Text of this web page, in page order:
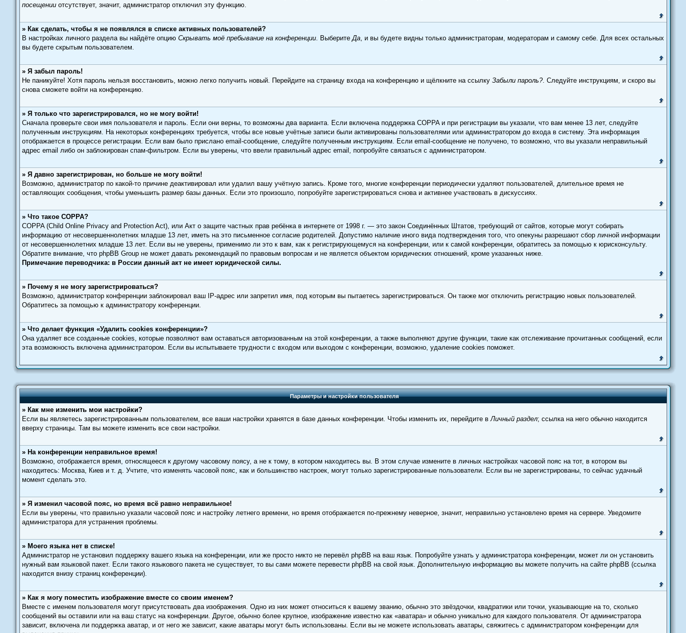
посещенииотсутствует, значит, администратор отключил эту функцию.
» Как сделать, чтобы я не появлялся в списке активных пользователей?
В настройках личного раздела вы найдёте опцию Скрывать моё пребывание на конференции. ВыберитеДа, и вы будете видны только администраторам, модераторам и самому себе. Для всех остальных
вы будете скрытым пользователем.
» Я забыл пароль!
Не паникуйте! Хотя пароль нельзя восстановить, можно легко получить новый. Перейдите на страницу входа на конференцию и щёлкните на ссылку Забыли пароль?. Следуйте инструкциям, и скоро вы
снова сможете войти на конференцию.
» Я только что зарегистрировался, но не могу войти!
Сначала проверьте свои имя пользователя и пароль. Если они верны, то возможны два варианта. Если включена поддержка COPPA и при регистрации вы указали, что вам менее 13 лет, следуйте
полученным инструкциям. На некоторых конференциях требуется, чтобы все новые учётные записи были активированы пользователями или администратором до входа в систему. Эта информация
отображается в процессе регистрации. Если вам было прислано email-сообщение, следуйте полученным инструкциям. Если email-сообщение не получено, то возможно, что вы указали неправильный
адрес email либо он заблокирован спам-фильтром. Если вы уверены, что ввели правильный адрес email, попробуйте связаться с администратором.
» Я давно зарегистрирован, но больше не могу войти!
Возможно, администратор по какой-то причине деактивировал или удалил вашу учётную запись. Кроме того, многие конференции периодически удаляют пользователей, длительное время не
оставляющих сообщения, чтобы уменьшить размер базы данных. Если это произошло, попробуйте зарегистрироваться снова и активнее участвовать в дискуссиях.
» Что такое COPPA?
COPPA (Child Online Privacy and Protection Act), или Акт о защите частных прав ребёнка в интернете от 1998 г. — это закон Соединённых Штатов, требующий от сайтов, которые могут собирать
информацию от несовершеннолетних младше 13 лет, иметь на это письменное согласие родителей. Допустимо наличие иного вида подтверждения того, что опекуны разрешают сбор личной информации
от несовершеннолетних младше 13 лет. Если вы не уверены, применимо ли это к вам, как к регистрирующемуся на конференции, или к самой конференции, обратитесь за помощью к юрисконсульту.
Обратите внимание, что phpBB Group не может давать рекомендаций по правовым вопросам и не является объектом юридических отношений, кроме указанных ниже.
Примечание переводчика: в России данный акт не имеет юридической силы.
» Почему я не могу зарегистрироваться?
Возможно, администратор конференции заблокировал ваш IP-адрес или запретил имя, под которым вы пытаетесь зарегистрироваться. Он также мог отключить регистрацию новых пользователей.
Обратитесь за помощью к администратору конференции.
» Что делает функция «Удалить cookies конференции»?
Она удаляет все созданные cookies, которые позволяют вам оставаться авторизованным на этой конференции, а также выполняют другие функции, такие как отслеживание прочитанных сообщений, если
эта возможность включена администратором. Если вы испытываете трудности с входом или выходом с конференции, возможно, удаление cookies поможет.
Параметры и настройки пользователя
» Как мне изменить мои настройки?
Если вы являетесь зарегистрированным пользователем, все ваши настройки хранятся в базе данных конференции. Чтобы изменить их, перейдите вЛичный раздел; ссылка на него обычно находится
вверху страницы. Там вы можете изменить все свои настройки.
» На конференции неправильное время!
Возможно, отображается время, относящееся к другому часовому поясу, а не к тому, в котором находитесь вы. В этом случае измените в личных настройках часовой пояс на тот, в котором вы
находитесь: Москва, Киев и т. д. Учтите, что изменять часовой пояс, как и большинство настроек, могут только зарегистрированные пользователи. Если вы не зарегистрированы, то сейчас удачный
момент сделать это.
» Я изменил часовой пояс, но время всё равно неправильное!
Если вы уверены, что правильно указали часовой пояс и настройку летнего времени, но время отображается по-прежнему неверное, значит, неправильно установлено время на сервере. Уведомите
администратора для устранения проблемы.
» Моего языка нет в списке!
Администратор не установил поддержку вашего языка на конференции, или же просто никто не перевёл phpBB на ваш язык. Попробуйте узнать у администратора конференции, может ли он установить
нужный вам языковой пакет. Если такого языкового пакета не существует, то вы сами можете перевести phpBB на свой язык. Дополнительную информацию вы можете получить на сайте phpBB (ссылка
находится внизу страниц конференции).
» Как я могу поместить изображение вместе со своим именем?
Вместе с именем пользователя могут присутствовать два изображения. Одно из них может относиться к вашему званию, обычно это звёздочки, квадратики или точки, указывающие на то, сколько
сообщений вы оставили или на ваш статус на конференции. Другое, обычно более крупное, изображение известно как «аватара» и обычно уникально для каждого пользователя. От администратора
зависит, включена ли поддержка аватар, и от него же зависит, какие аватары могут быть использованы. Если вы не можете использовать аватары, свяжитесь с администратором конференции для